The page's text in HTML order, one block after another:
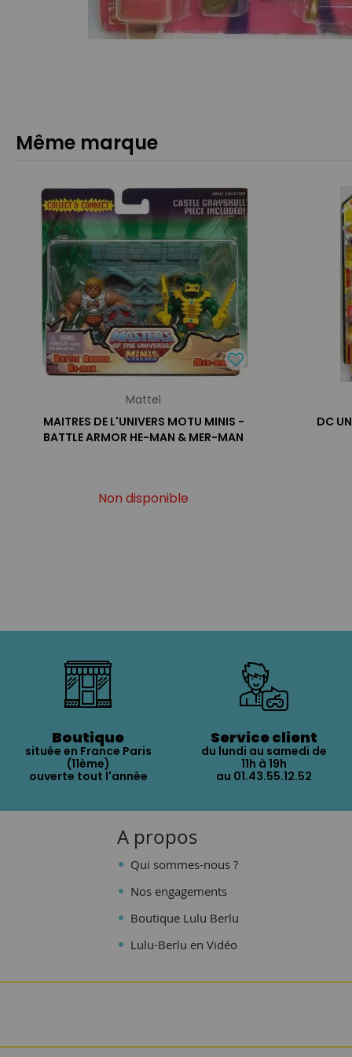
Même marque
Mattel
MAITRES DE L'UNIVERS MOTU MINIS -
BATTLE ARMOR HE-MAN & MER-MAN
Non disponible
DC
Boutique
située en France Paris
(11ème)
ouverte tout l'année
Service client
du lundi au samedi de
11h à 19h
au 01.43.55.12.52
A propos
Qui sommes-nous ?
Nos engagements
Boutique Lulu Berlu
Lulu-Berlu en Vidéo